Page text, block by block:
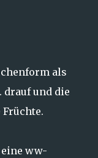
als
drauf und die
Früchte.
ww-